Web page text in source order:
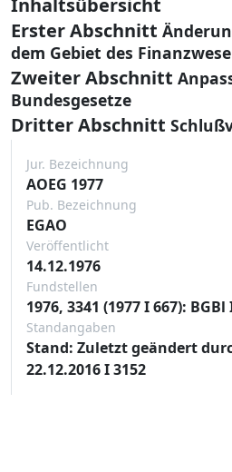
Inhaltsübersicht
Erster Abschnitt
dem Gebiet des
Zweiter Abschnitt
Bundesgesetze
Dritter Abschnitt
Jur. Bezeichnung
AOEG 1977
Pub. Bezeichnung
EGAO
Veröffentlicht
14.12.1976
Fundstellen
1976, 3341 (1977 I 667): BGBl
Standangaben
Stand: Zuletzt geändert
22.12.2016 I 3152